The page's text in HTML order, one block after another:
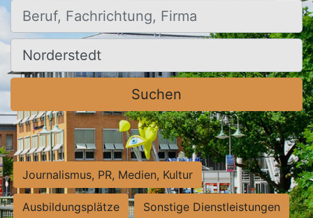
Beruf, Fachrichtung, Firma
Ort, Stadt
Suchen
Journalismus, PR, Medien, Kultur
Ausbildungsplätze Sonstige Dienstleistungen